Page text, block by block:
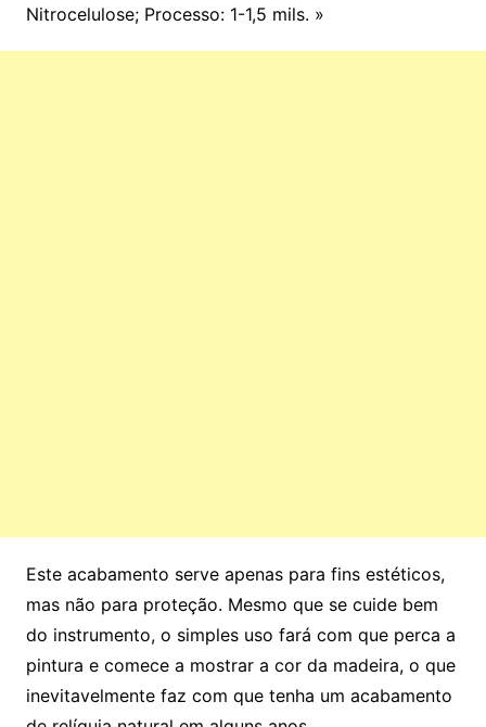
Nitrocelulose; Processo: 1-1,5 mils. »
Este acabamento serve apenas para fins estéticos,
mas não para proteção. Mesmo que se cuide bem
do instrumento, o simples uso fará com que perca a
pintura e comece a mostrar a cor da madeira, o que
inevitavelmente faz com que tenha um acabamento